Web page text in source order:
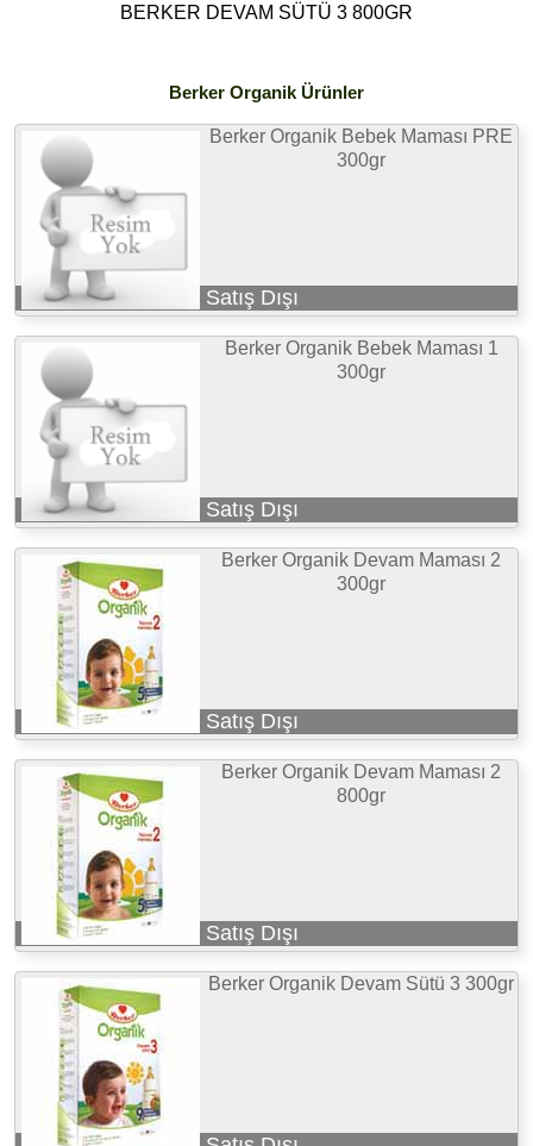
BERKER DEVAM SÜTÜ 3 800GR
Berker Organik Ürünler
Berker Organik Bebek Maması PRE
300gr
Satış Dışı
Berker Organik Bebek Maması 1
300gr
Satış Dışı
Berker Organik Devam Maması 2
300gr
Satış Dışı
Berker Organik Devam Maması 2
800gr
Satış Dışı
Berker Organik Devam Sütü 3 300gr